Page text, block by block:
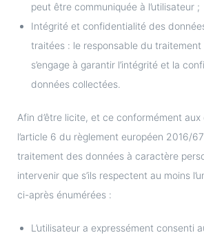
peut être communiquée à l’utilisateur ;
Intégrité et confidentialité des
traitées : le responsable du
s’engage à garantir l’intégrité et la
données collectées.
Afin d’être licite, et ce conformément
l’article 6 du règlement européen 2016/
traitement des données à caractère
intervenir que s’ils respectent au moins
ci-après énumérées :
L’utilisateur a expressément consenti